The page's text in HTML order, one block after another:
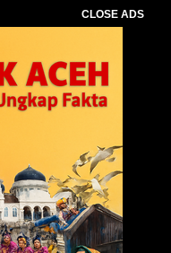
CLOSE ADS